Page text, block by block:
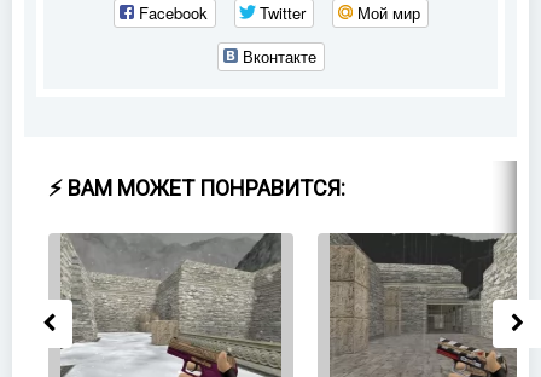
Facebook Twitter
Мой мир
Вконтакте
⚡ ВАМ МОЖЕТ ПОНРАВИТСЯ: